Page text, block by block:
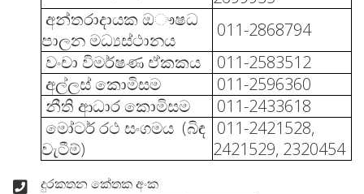
අන්තරාදායක ඔෟෂධ
පාලන මධ්‍යස්ථානය
011-2868794
වංචා විමර්ෂණ ඒකකය
011-2583512
අල්ලස් කොමිසම
011-2596360
නීති ආධාර කොමිසම
011-2433618
මෝටර් රථ සංගමය (බිඳ
වැටීම්)
011-2421528,
2421529, 2320454
දුරකතන කේතක අංක